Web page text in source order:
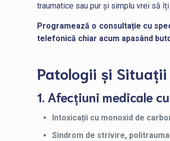
traumatice sau pur și simplu vrei să
Programează o consultație cu
telefonică chiar acum apasând
Patologii și Situații
1. Afecțiuni medicale
Intoxicații cu monoxid de
Sindrom de strivire,